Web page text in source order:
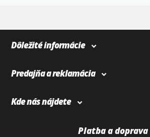
Dôležité informácie
Predajňa a reklamácia
Kde nás nájdete
Platba a doprava